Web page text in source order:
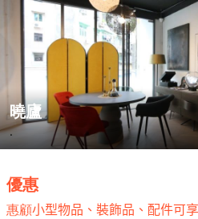
曉廬
.
優惠
惠顧小型物品、裝飾品、配件可享